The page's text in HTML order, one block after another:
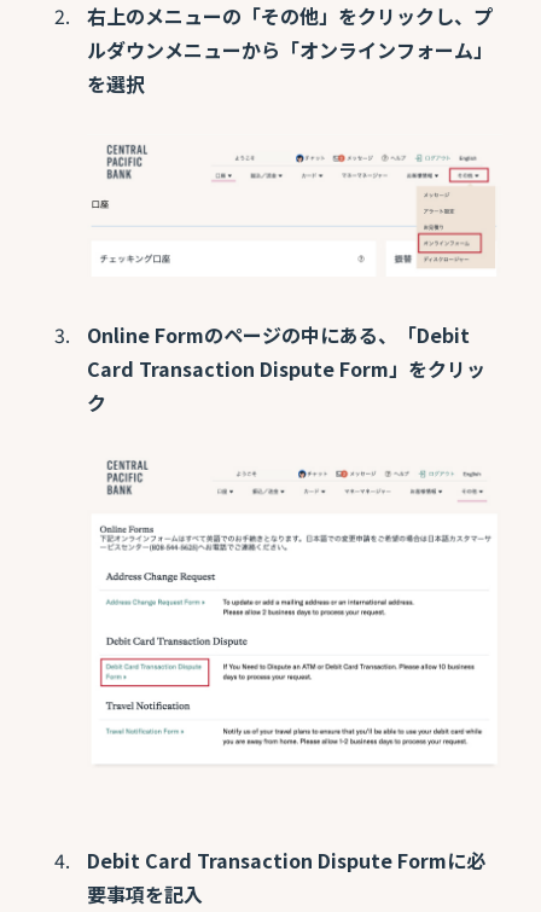
右上のメニューの「その他」をクリックし、プ
ルダウンメニューから「オンラインフォーム」
を選択
Online Formのページの中にある、「Debit
Card Transaction Dispute Form」をクリッ
ク
Debit Card Transaction Dispute Formに必
要事項を記入